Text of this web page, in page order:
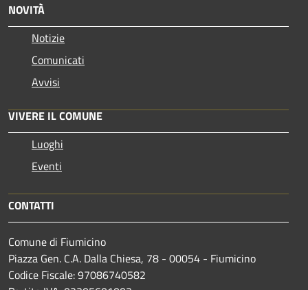
NOVITÀ
Notizie
Comunicati
Avvisi
VIVERE IL COMUNE
Luoghi
Eventi
CONTATTI
Comune di Fiumicino
Piazza Gen. C.A. Dalla Chiesa, 78 - 00054 - Fiumicino
Codice Fiscale: 97086740582